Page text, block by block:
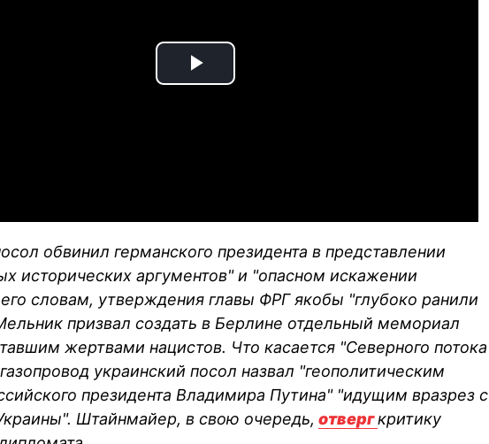
Play
обвинил германского президента в представлении
исторических аргументов" и "опасном искажении
словам, утверждения главы ФРГ якобы "глубоко ранили
призвал создать в Берлине отдельный мемориал
жертвами нацистов. Что касается "Северного потока
украинский посол назвал "геополитическим
президента Владимира Путина" "идущим вразрез с
Штайнмайер, в свою очередь, отвергкритику